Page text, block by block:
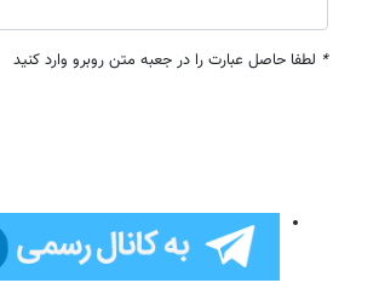
* لطفا حاصل عبارت را در جعبه متن روبرو وارد کنید